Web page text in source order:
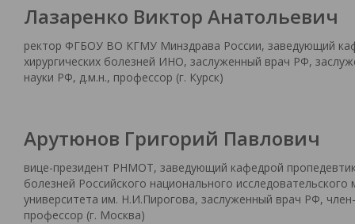
Лазаренко Виктор Анатольевич
ректор ФГБОУ ВО КГМУ Минздрава России, заведующий
хирургических болезней ИНО, заслуженный врач РФ,
науки РФ, д.м.н., профессор (г. Курск)
Арутюнов Григорий Павлович
вице-президент РНМОТ, заведующий кафедрой
болезней Российского национального исследовательского
университета им. Н.И.Пирогова, заслуженный врач РФ,
профессор (г. Москва)